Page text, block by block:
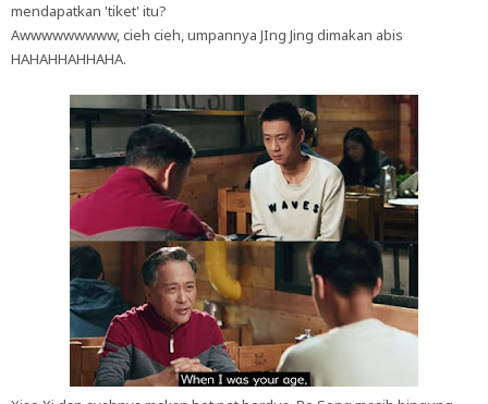
mendapatkan 'tiket' itu?
Awwwwwwwww, cieh cieh, umpannya JIng Jing dimakan abis
HAHAHHAHHAHA.